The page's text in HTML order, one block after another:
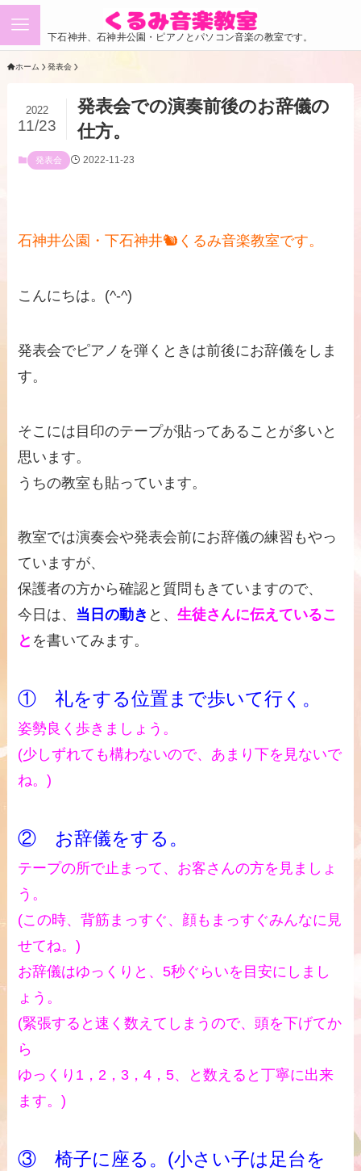
下石神井、石神井公園・ピアノとパソコン音楽の教室です。
ホーム 発表会
発表会での演奏前後のお辞儀の
仕方。
2022
11/23
発表会 2022-11-23
石神井公園・下石神井🐿くるみ音楽教室です。
こんにちは。(^-^)
発表会でピアノを弾くときは前後にお辞儀をしま
す。
そこには目印のテープが貼ってあることが多いと
思います。
うちの教室も貼っています。
教室では演奏会や発表会前にお辞儀の練習もやっ
ていますが、
保護者の方から確認と質問もきていますので、
今日は、 当日の動き と、生徒さんに伝えているこ
と を書いてみます。
① 礼をする位置まで歩いて行く。
姿勢良く歩きましょう。
(少しずれても構わないので、あまり下を見ないで
ね。)
② お辞儀をする。
テープの所で止まって、お客さんの方を見ましょ
う。
(この時、背筋まっすぐ、顔もまっすぐみんなに見
せてね。)
お辞儀はゆっくりと、5秒ぐらいを目安にしまし
ょう。
(緊張すると速く数えてしまうので、頭を下げてか
ら
ゆっくり1，2，3，4，5、と数えると丁寧に出来
ます。)
③ 椅子に座る。(小さい子は足台を